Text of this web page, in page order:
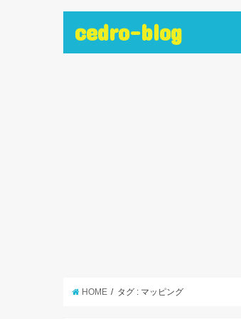
cedro-blog
HOME タグ : マッピング